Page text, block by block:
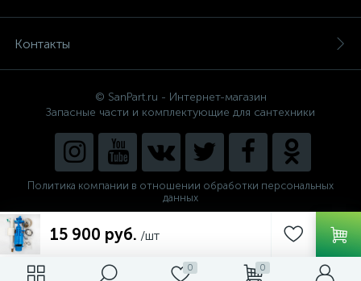
0 0
15 900 руб. /шт
Контакты
© SanPart.ru - Интернет-магазин
Запасные части и комплектующие для сантехники
Политика компании в отношении обработки персональных
данных
NEW_FORM